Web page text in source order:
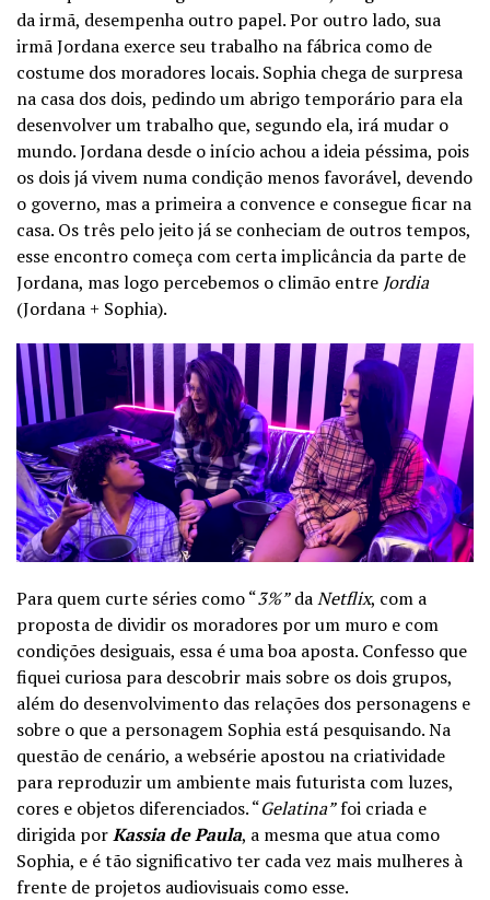
da irmã, desempenha outro papel. Por outro lado, sua
irmã Jordana exerce seu trabalho na fábrica como de
costume dos moradores locais. Sophia chega de surpresa
na casa dos dois, pedindo um abrigo temporário para ela
desenvolver um trabalho que, segundo ela, irá mudar o
mundo. Jordana desde o início achou a ideia péssima, pois
os dois já vivem numa condição menos favorável, devendo
o governo, mas a primeira a convence e consegue ficar na
casa. Os três pelo jeito já se conheciam de outros tempos,
esse encontro começa com certa implicância da parte de
Jordana, mas logo percebemos o climão entre Jordia
(Jordana + Sophia).
Para quem curte séries como “3%”daNetflix, com a
proposta de dividir os moradores por um muro e com
condições desiguais, essa é uma boa aposta. Confesso que
fiquei curiosa para descobrir mais sobre os dois grupos,
além do desenvolvimento das relações dos personagens e
sobre o que a personagem Sophia está pesquisando. Na
questão de cenário, a websérie apostou na criatividade
para reproduzir um ambiente mais futurista com luzes,
cores e objetos diferenciados. “Gelatina”foi criada e
dirigida porKassia de Paula, a mesma que atua como
Sophia, e é tão significativo ter cada vez mais mulheres à
frente de projetos audiovisuais como esse.